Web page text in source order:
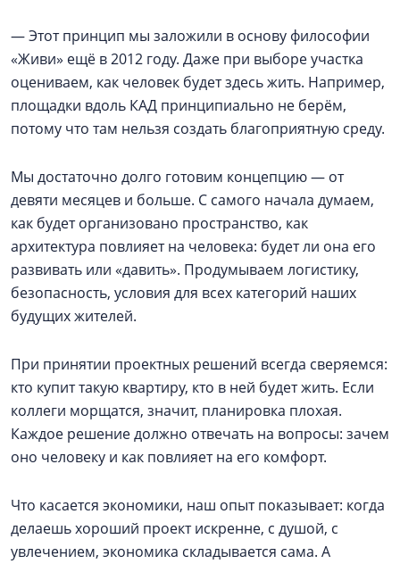
— Этот принцип мы заложили в основу философии
«Живи» ещё в 2012 году. Даже при выборе участка
оцениваем, как человек будет здесь жить. Например,
площадки вдоль КАД принципиально не берём,
потому что там нельзя создать благоприятную среду.
Мы достаточно долго готовим концепцию — от
девяти месяцев и больше. С самого начала думаем,
как будет организовано пространство, как
архитектура повлияет на человека: будет ли она его
развивать или «давить». Продумываем логистику,
безопасность, условия для всех категорий наших
будущих жителей.
При принятии проектных решений всегда сверяемся:
кто купит такую квартиру, кто в ней будет жить. Если
коллеги морщатся, значит, планировка плохая.
Каждое решение должно отвечать на вопросы: зачем
оно человеку и как повлияет на его комфорт.
Что касается экономики, наш опыт показывает: когда
делаешь хороший проект искренне, с душой, с
увлечением, экономика складывается сама. А